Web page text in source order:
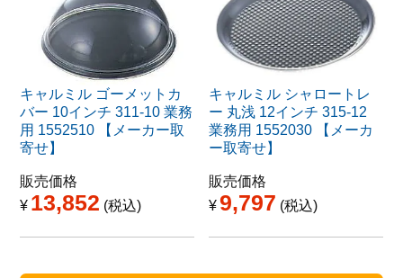
キャルミル ゴーメットカ
バー 10インチ 311-10 業務
用 1552510 【メーカー取
寄せ】
販売価格
¥ 13,852 税込
キャルミル シャロートレ
ー 丸浅 12インチ 315-12
業務用 1552030 【メーカ
ー取寄せ】
販売価格
¥9,797 税込